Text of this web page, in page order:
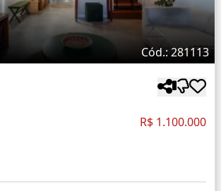
Cód.: 281113
R$ 1.100.000